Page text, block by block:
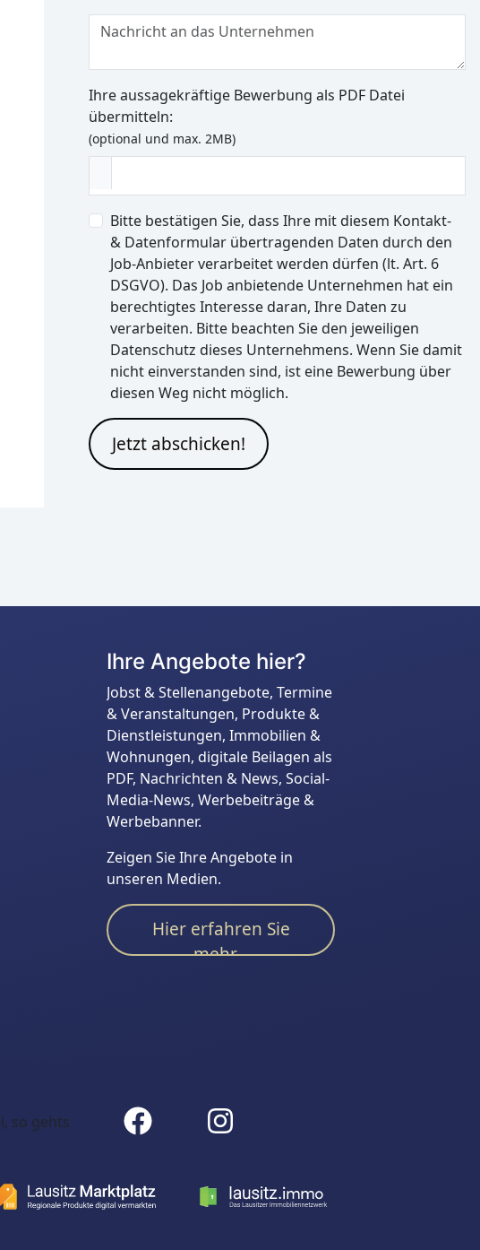
Ihre aussagekräftige Bewerbung als PDF Datei
übermitteln:
(optional und max. 2MB)
Bitte bestätigen Sie, dass Ihre mit diesem Kontakt-
& Datenformular übertragenden Daten durch den
Job-Anbieter verarbeitet werden dürfen (lt. Art. 6
DSGVO). Das Job anbietende Unternehmen hat ein
berechtigtes Interesse daran, Ihre Daten zu
verarbeiten. Bitte beachten Sie den jeweiligen
Datenschutz dieses Unternehmens. Wenn Sie damit
nicht einverstanden sind, ist eine Bewerbung über
diesen Weg nicht möglich.
Jetzt abschicken!
Ihre Angebote hier?
Jobst & Stellenangebote, Termine
& Veranstaltungen, Produkte &
Dienstleistungen, Immobilien &
Wohnungen, digitale Beilagen als
PDF, Nachrichten & News, Social-
Media-News, Werbebeiträge &
Werbebanner.
Zeigen Sie Ihre Angebote in
unseren Medien.
Hier erfahren Sie
mehr...
so gehts